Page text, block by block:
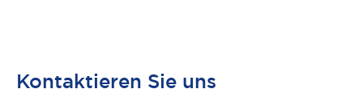
Kontaktieren Sie uns